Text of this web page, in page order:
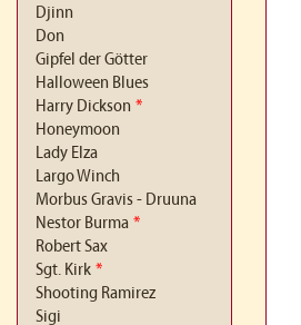
Djinn
Don
Gipfel der Götter
Halloween Blues
Harry Dickson *
Honeymoon
Lady Elza
Largo Winch
Morbus Gravis - Druuna
Nestor Burma *
Robert Sax
Sgt. Kirk *
Shooting Ramirez
Sigi